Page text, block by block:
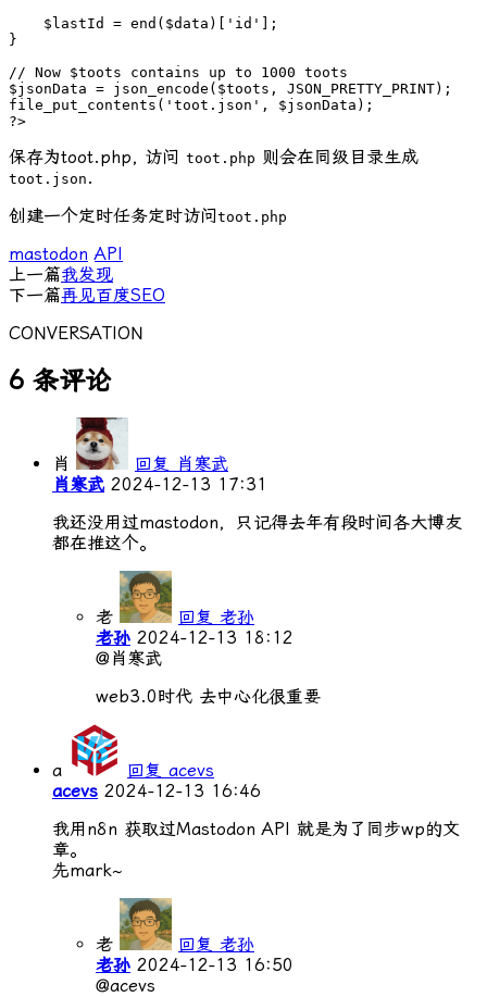
    $lastId = end($data)['id'];
}
// Now $toots contains up to 1000 toots
$jsonData = json_encode($toots, JSON_PRETTY_PRINT);
file_put_contents('toot.json', $jsonData);
?>
保存为toot.php, 访问 toot.php 则会在同级目录生成
toot.json .
创建一个定时任务定时访问toot.php
mastodon API
上一篇我发现
下一篇再见百度SEO
CONVERSATION
6 条评论
肖
回复 肖寒武
肖寒武 2024-12-13 17:31
我还没用过mastodon，只记得去年有段时间各大博友
都在推这个。
老
回复 老孙
老孙 2024-12-13 18:12
@肖寒武
web3.0时代 去中心化很重要
a
回复 acevs
acevs 2024-12-13 16:46
我用n8n 获取过Mastodon API 就是为了同步wp的文
章。
先mark~
老
回复 老孙
老孙 2024-12-13 16:50
@acevs